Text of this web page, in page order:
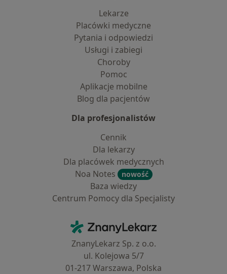
Lekarze
Placówki medyczne
Pytania i odpowiedzi
Usługi i zabiegi
Choroby
Pomoc
Aplikacje mobilne
Blog dla pacjentów
Dla profesjonalistów
Cennik
Dla lekarzy
Dla placówek medycznych
Noa Notes
nowość
Baza wiedzy
Centrum Pomocy dla Specjalisty
ZnanyLekarz - Strona główna
ZnanyLekarz Sp. z o.o.
ul. Kolejowa 5/7
01-217 Warszawa, Polska